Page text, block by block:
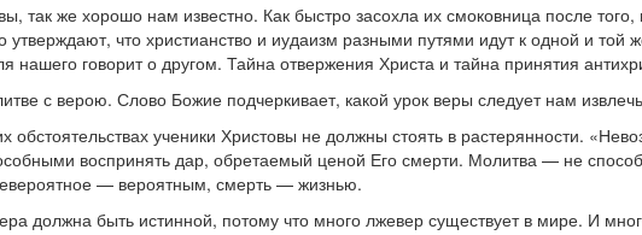
так же хорошо нам известно. Как быстро засохла их смоковница после
что христианство и иудаизм разными путями идут к одной и
говорит о другом. Тайна отвержения Христа и тайна принятия
с верою. Слово Божие подчеркивает, какой урок веры следует нам
ученики Христовы не должны стоять в растерянности.
воспринять дар, обретаемый ценой Его смерти. Молитва — не
— вероятным, смерть — жизнью.
должна быть истинной, потому что много лжевер существует в мире. И